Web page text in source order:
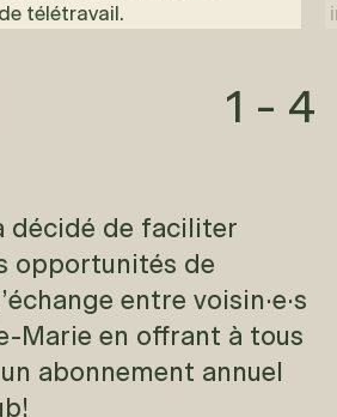
télétravail.
1 - 4
décidé de faciliter
opportunités de
entre voisin·e·s
Marie en offrant à tous
abonnement annuel
!